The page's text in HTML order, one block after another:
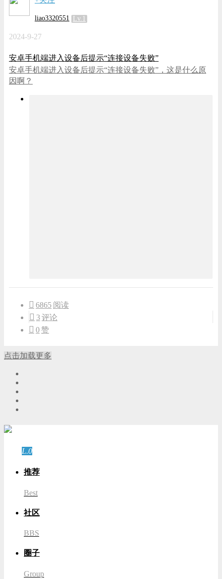
liao3320551 Lv.1
2024-9-27
安卓手机端进入设备后提示“连接设备失败”
安卓手机端进入设备后提示“连接设备失败”，这是什么原
因啊？
6865 阅读
3评论
0赞
点击加载更多
L.0
推荐
Best
社区
BBS
圈子
Group